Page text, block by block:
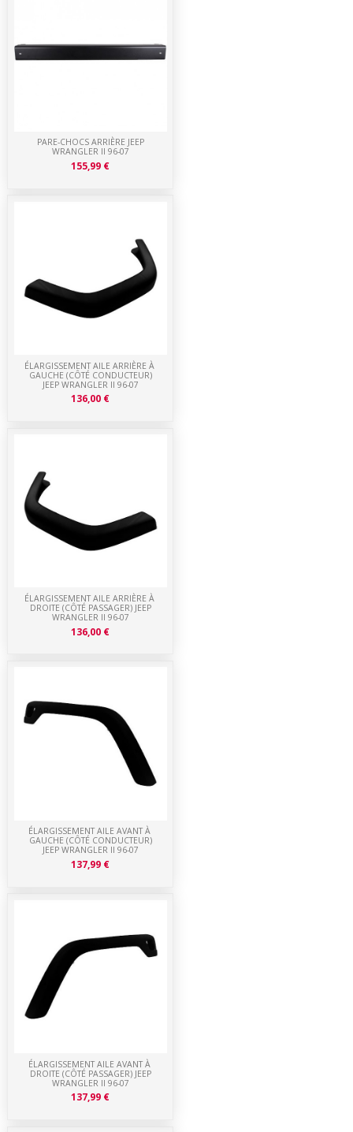
ÉLARGISSEMENT AILE AVANT À
DROITE (CÔTÉ PASSAGER) JEEP
WRANGLER II 96-07
137,99 €
ÉLARGISSEMENT AILE AVANT À
GAUCHE (CÔTÉ CONDUCTEUR)
JEEP WRANGLER II 96-07
137,99 €
ÉLARGISSEMENT AILE ARRIÈRE À
DROITE (CÔTÉ PASSAGER) JEEP
WRANGLER II 96-07
136,00 €
ÉLARGISSEMENT AILE ARRIÈRE À
GAUCHE (CÔTÉ CONDUCTEUR)
JEEP WRANGLER II 96-07
136,00 €
PARE-CHOCS ARRIÈRE JEEP
WRANGLER II 96-07
155,99 €